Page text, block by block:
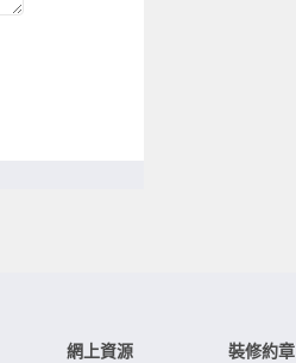
網上資源
裝修約章